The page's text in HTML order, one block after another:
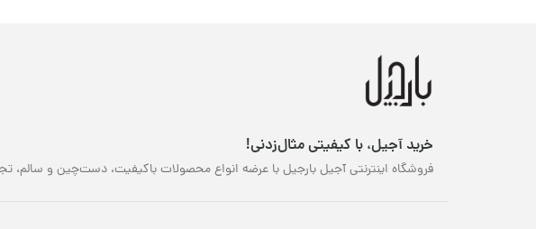
خرید آجیل، با کیفیتی مثال‌زدنی!
فروشگاه اینترنتی آجیل بارجیل با عرضه انواع محصولات باکیفیت، دست‌چین و سالم،